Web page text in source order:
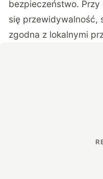
bezpieczeństwo.
się przewidywalność,
zgodna z lokalnymi